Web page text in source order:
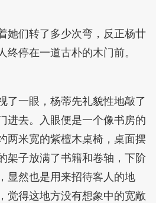
她们转了多少次弯，反正杨廿
终停在一道古朴的木门前。
了一眼，杨蒂先礼貌性地敲了
进去。入眼便是一个像书房的
两米宽的紫檀木桌椅，桌面摆
架子放满了书籍和卷轴，下阶
显然也是用来招待客人的地
觉得这地方没有想象中的宽敞